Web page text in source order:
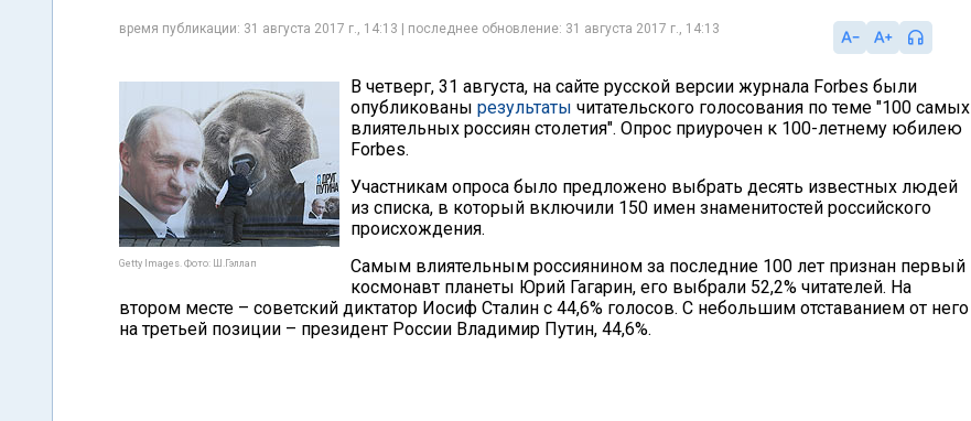
время публикации: 31 августа 2017 г., 14:13 | последнее обновление: 31 августа 2017 г., 14:13
Getty Images. Фото: Ш.Гэллап
В четверг, 31 августа, на сайте русской версии журнала Forbes были
опубликованы результаты читательского голосования по теме "100 самых
влиятельных россиян столетия". Опрос приурочен к 100-летнему юбилею
Forbes.
Участникам опроса было предложено выбрать десять известных людей
из списка, в который включили 150 имен знаменитостей российского
происхождения.
Самым влиятельным россиянином за последние 100 лет признан первый
космонавт планеты Юрий Гагарин, его выбрали 52,2% читателей. На
втором месте – советский диктатор Иосиф Сталин с 44,6% голосов. С небольшим отставанием от него
на третьей позиции – президент России Владимир Путин, 44,6%.